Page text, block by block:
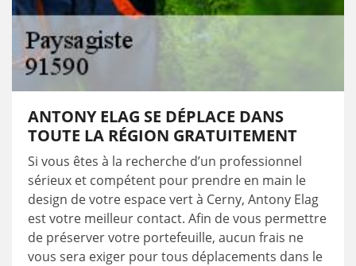
ANTONY ELAG SE DÉPLACE DANS
TOUTE LA RÉGION GRATUITEMENT
Si vous êtes à la recherche d’un professionnel
sérieux et compétent pour prendre en main le
design de votre espace vert à Cerny, Antony Elag
est votre meilleur contact. Afin de vous permettre
de préserver votre portefeuille, aucun frais ne
vous sera exiger pour tous déplacements dans le